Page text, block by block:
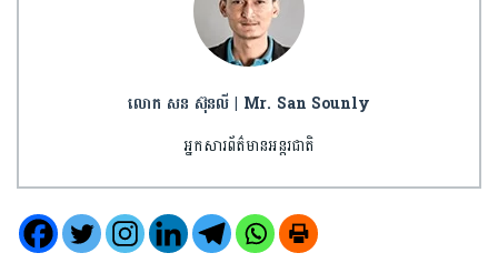
លោក សន ស៊ុនលី | Mr. San Sounly
អ្នកសារព័ត៌មានអន្តរជាតិ